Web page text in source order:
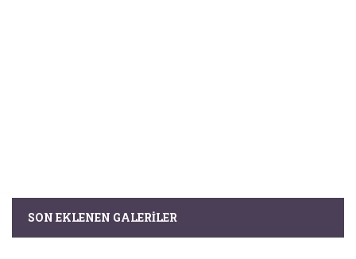
SON EKLENEN GALERILER